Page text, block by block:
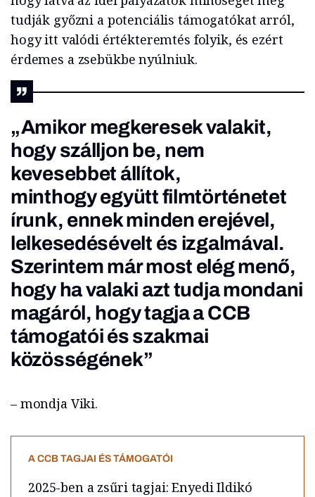
tudják győzni a potenciális támogatókat arról,
hogy itt valódi értékteremtés folyik, és ezért
érdemes a zsebükbe nyúlniuk.
„Amikor megkeresek valakit,
hogy szálljon be, nem
kevesebbet állítok,
minthogy együtt filmtörténetet
írunk, ennek minden erejével,
lelkesedésévelt és izgalmával.
Szerintem már most elég menő,
hogy ha valaki azt tudja mondani
magáról, hogy tagja a CCB
támogatói és szakmai
közösségének”
– mondja Viki.
A CCB TAGJAI ÉS TÁMOGATÓI
2025-ben a zsűri tagjai: Enyedi Ildikó